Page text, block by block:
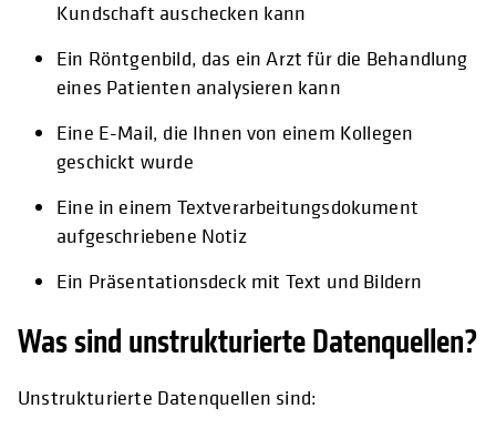
Kundschaft auschecken kann
Ein Röntgenbild, das ein Arzt für die Behandlung
eines Patienten analysieren kann
Eine E-Mail, die Ihnen von einem Kollegen
geschickt wurde
Eine in einem Textverarbeitungsdokument
aufgeschriebene Notiz
Ein Präsentationsdeck mit Text und Bildern
Was sind unstrukturierte Datenquellen?
Unstrukturierte Datenquellen sind: